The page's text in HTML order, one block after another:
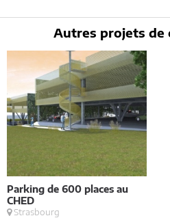
du Mirail - 33370 Artigues-près
contact@architectes-france.com
Autres projets de
Parking de 600 places au
CHED
Strasbourg